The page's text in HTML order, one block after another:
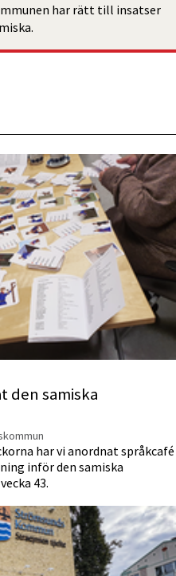
har rätt till insatser
den samiska
har vi anordnat språkcafé
inför den samiska
43.